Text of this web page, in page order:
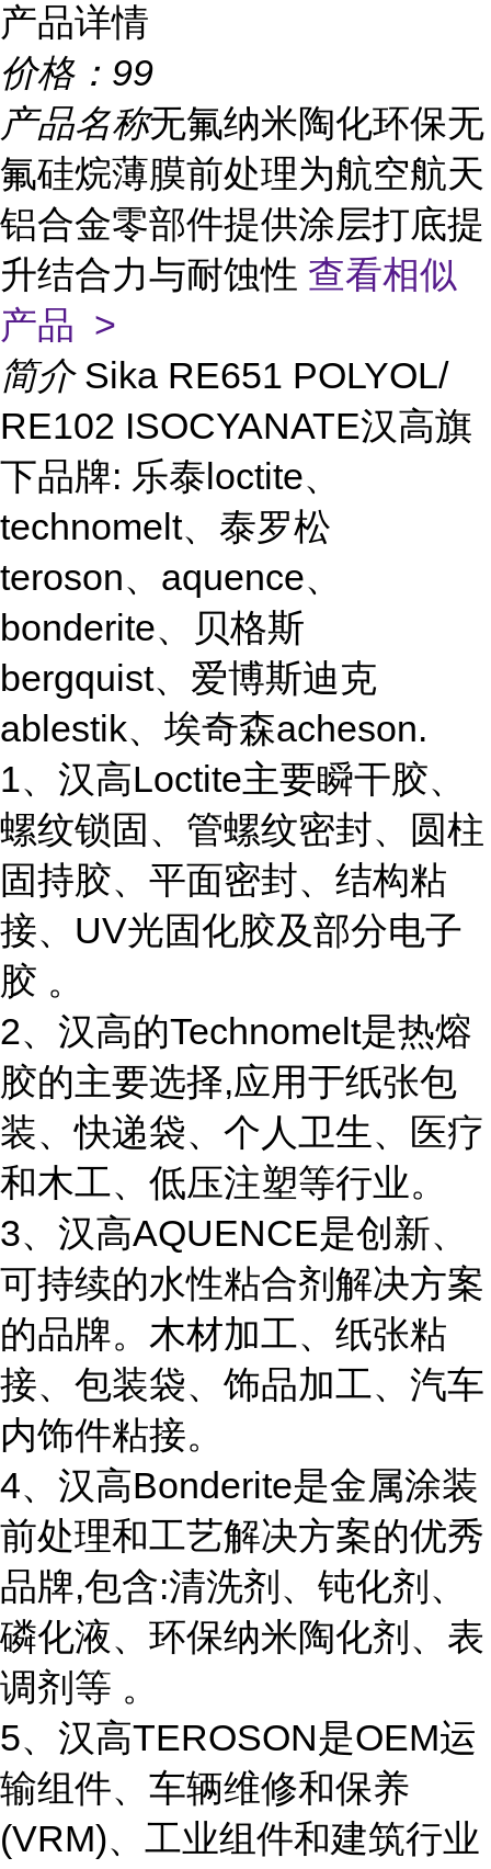
产品详情
价格： 99
产品名称无氟纳米陶化环保无
氟硅烷薄膜前处理为航空航天
铝合金零部件提供涂层打底提
升结合力与耐蚀性 查看相似
产品 >
简介 Sika RE651 POLYOL/
RE102 ISOCYANATE汉高旗
下品牌: 乐泰loctite、
technomelt、泰罗松
teroson、aquence、
bonderite、贝格斯
bergquist、爱博斯迪克
ablestik、埃奇森acheson.
1、汉高Loctite主要瞬干胶、
螺纹锁固、管螺纹密封、圆柱
固持胶、平面密封、结构粘
接、UV光固化胶及部分电子
胶 。
2、汉高的Technomelt是热熔
胶的主要选择,应用于纸张包
装、快递袋、个人卫生、医疗
和木工、低压注塑等行业。
3、汉高AQUENCE是创新、
可持续的水性粘合剂解决方案
的品牌。木材加工、纸张粘
接、包装袋、饰品加工、汽车
内饰件粘接。
4、汉高Bonderite是金属涂装
前处理和工艺解决方案的优秀
品牌,包含:清洗剂、钝化剂、
磷化液、环保纳米陶化剂、表
调剂等 。
5、汉高TEROSON是OEM运
输组件、车辆维修和保养
(VRM)、工业组件和建筑行业